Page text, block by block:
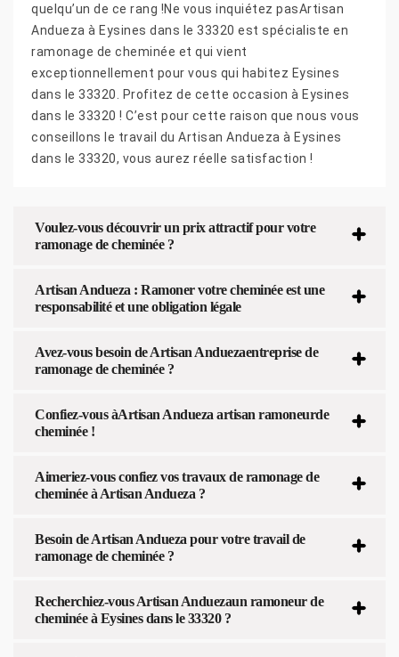
quelqu’un de ce rang !Ne vous inquiétez pasArtisan
Andueza à Eysines dans le 33320 est spécialiste en
ramonage de cheminée et qui vient
exceptionnellement pour vous qui habitez Eysines
dans le 33320. Profitez de cette occasion à Eysines
dans le 33320 ! C’est pour cette raison que nous vous
conseillons le travail du Artisan Andueza à Eysines
dans le 33320, vous aurez réelle satisfaction !
Voulez-vous découvrir un prix attractif pour votre
ramonage de cheminée ?
Artisan Andueza : Ramoner votre cheminée est une
responsabilité et une obligation légale
Avez-vous besoin de Artisan Anduezaentreprise de
ramonage de cheminée ?
Confiez-vous àArtisan Andueza artisan ramoneurde
cheminée !
Aimeriez-vous confiez vos travaux de ramonage de
cheminée à Artisan Andueza ?
Besoin de Artisan Andueza pour votre travail de
ramonage de cheminée ?
Recherchiez-vous Artisan Anduezaun ramoneur de
cheminée à Eysines dans le 33320 ?